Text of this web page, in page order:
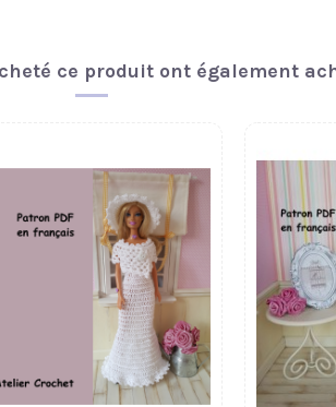
ce produit ont également